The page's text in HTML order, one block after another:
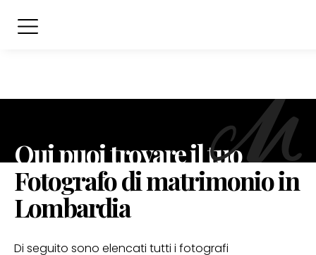
Qui puoi trovare il tuo
Fotografo di matrimonio in
Lombardia
Di seguito sono elencati tutti i fotografi